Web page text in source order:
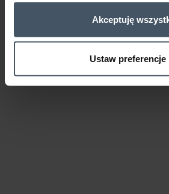
Akceptuję
Ustaw preferencje